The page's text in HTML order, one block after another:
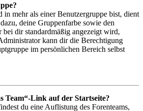
in mehr als einer Benutzergruppe bist, dient
deine Gruppenfarbe sowie den
bei dir standardmäßig angezeigt wird,
kann dir die Berechtigung
im persönlichen Bereich selbst
Team“-Link auf der Startseite?
du eine Auflistung des Forenteams,